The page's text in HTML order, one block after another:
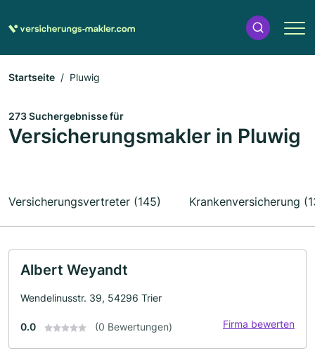
Startseite Pluwig
273 Suchergebnisse für
Versicherungsmakler in Pluwig
Versicherungsvertreter (145) Krankenversicherung
Albert Weyandt
Wendelinusstr. 39, 54296 Trier
0.0 (0 Bewertungen) Firma bewerten